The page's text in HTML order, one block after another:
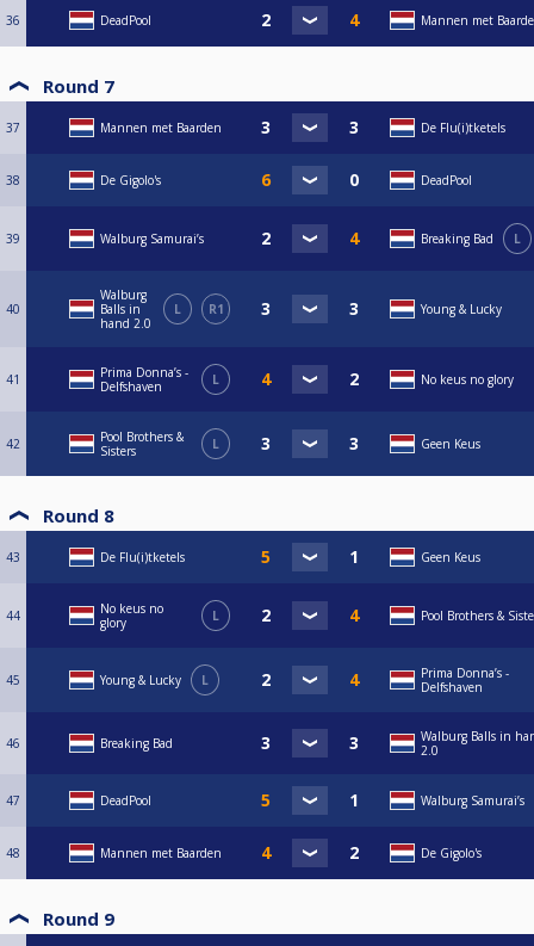
36 DeadPool Mannen met
Round 7
37 Mannen met Baarden De Flu(i)tketels
38 De Gigolo's DeadPool
39 Walburg Samurai’s Breaking Bad L
40
Walburg
Balls in
hand 2.0
L R1 Young & Lucky
41
Prima Donna’s -
Delfshaven
L No keus no glory
42
Pool Brothers &
Sisters
L Geen Keus
Round 8
43 De Flu(i)tketels Geen Keus
44
No keus no
glory
L Pool Brothers &
45 Young & Lucky L
Prima Donna’s -
Delfshaven
46 Breaking Bad
Walburg Balls in
2.0
47 DeadPool Walburg Samurai’s
48 Mannen met Baarden De Gigolo's
Round 9